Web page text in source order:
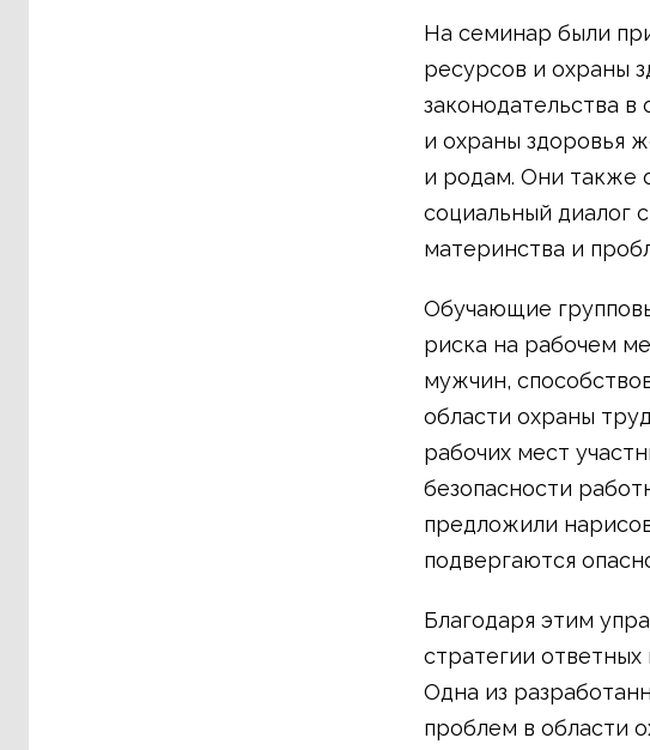
На семинар были
ресурсов и охраны
законодательства
и охраны здоровья
и родам. Они также
социальный диалог
материнства и
Обучающие
риска на рабочем
мужчин,
области охраны
рабочих мест
безопасности
предложили
подвергаются
Благодаря этим
стратегии
Одна из
проблем в области